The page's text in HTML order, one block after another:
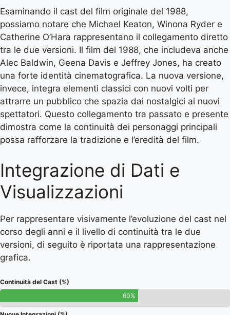
Esaminando il cast del film originale del 1988,
possiamo notare che Michael Keaton, Winona Ryder e
Catherine O’Hara rappresentano il collegamento diretto
tra le due versioni. Il film del 1988, che includeva anche
Alec Baldwin, Geena Davis e Jeffrey Jones, ha creato
una forte identità cinematografica. La nuova versione,
invece, integra elementi classici con nuovi volti per
attrarre un pubblico che spazia dai nostalgici ai nuovi
spettatori. Questo collegamento tra passato e presente
dimostra come la continuità dei personaggi principali
possa rafforzare la tradizione e l’eredità del film.
Integrazione di Dati e
Visualizzazioni
Per rappresentare visivamente l’evoluzione del cast nel
corso degli anni e il livello di continuità tra le due
versioni, di seguito è riportata una rappresentazione
grafica.
Continuità del Cast (%)
60%